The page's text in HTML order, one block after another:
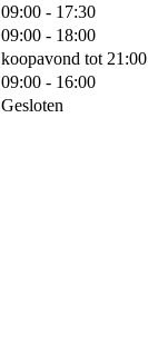
09:00 - 17:30
09:00 - 18:00
koopavond tot 21:00
09:00 - 16:00
Gesloten